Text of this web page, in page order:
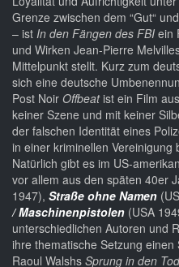
Grenze zwischen dem “Gut“
– ist In den Fängen des FBI ein
und Wirken Jean-Pierre
Mittelpunkt stellt. Kurz zum
sich eine deutsche
Post Noir Offbeatist ein Film
keiner Szene und mit keiner
der falschen Identität eines
in einer kriminellen Vereinigung
Natürlich gibt es im US-
vor allem aus den späten 40er
1947), Straße ohne Namen
/ Maschinenpistolen (USA
unterschiedlichen Autoren und
ihre thematische Setzung
Raoul Walshs Sprung in den